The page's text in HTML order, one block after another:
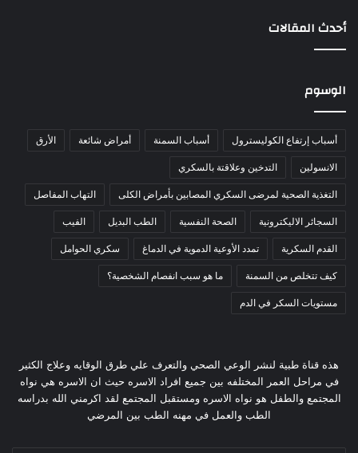
أحدث المقالات
الوسوم
أسباب إرتفاع الكوليسترول أسباب السمنة أمراض شائعة الأرق
الانسولين التدخين وعلاقتة بالسكري
التغذية الصحية لمرضى السكري المصابين بأمراض الكلى التهاب المفاصل
السجائر الاليكترونية الصحة النفسية الطب البديل الفيب
القدم السكرية تمدد الأوعية الدموية في الدماغ سكري الحوامل
كيف تتخلص من السمنة ما هو سبب انفصام الشخصية؟
مستويات السكر في الدم
هذه قناة طبية لنشر الوعي الصحي والتعرف علي طرق الوقايه وعلاج الكثير
في مراحل العمر المختلفه بين جميع افراد الاسره حيث ان الاسره هي نواه
المجتمع والطفل هو نواه الاسره ومستقبل المجتمع لقد اكرمني الله بدراسه
الطب والعمل في مهنه الطب بين المرضي